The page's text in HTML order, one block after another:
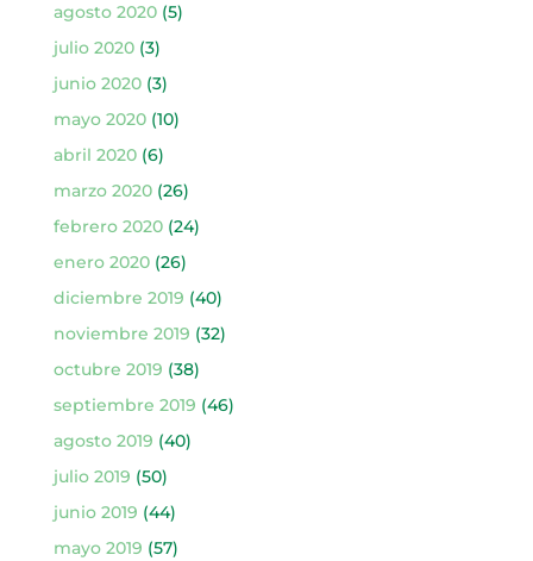
agosto 2020(5)
julio 2020(3)
junio 2020(3)
mayo 2020(10)
abril 2020(6)
marzo 2020(26)
febrero 2020(24)
enero 2020(26)
diciembre 2019 (40)
noviembre 2019 (32)
octubre 2019 (38)
septiembre 2019 (46)
agosto 2019 (40)
julio 2019 (50)
junio 2019 (44)
mayo 2019 (57)